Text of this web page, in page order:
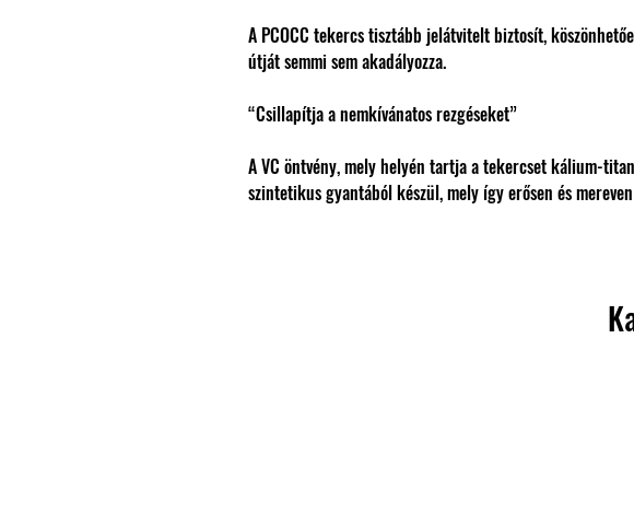
A PCOCC tekercs tisztább jelátvitelt biztosít,
útját semmi sem akadályozza.
“Csillapítja a nemkívánatos rezgéseket”
A VC öntvény, mely helyén tartja a tekercset kálium-
szintetikus gyantából készül, mely így erősen és